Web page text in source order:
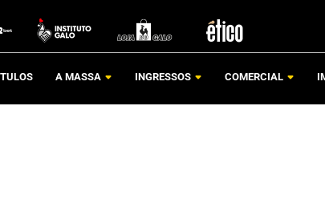
A MASSA INGRESSOS COMERCIAL